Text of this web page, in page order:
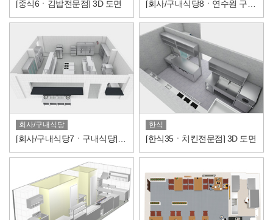
[중식6ㆍ김밥전문점] 3D 도면
회사/구내식당 한식
[한식35ㆍ치킨전문점] 3D 도면